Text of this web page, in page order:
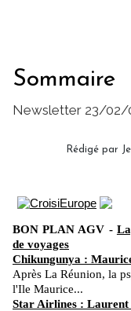
Sommaire
Newsletter 23/02/
Rédigé par
BON PLAN AGV -
de voyages
Chikungunya :
Après La Réunion, la
l'Ile Maurice...
Star Airlines : Laurent